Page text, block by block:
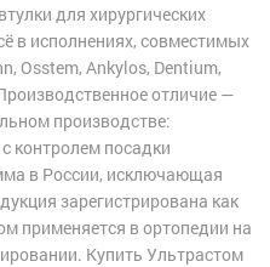
для хирургических
в исполнениях, совместимых
Osstem, Ankylos, Dentium,
отличие —
производстве:
контролем посадки
в России, исключающая
зарегистрирована как
применяется в ортопедии на
Купить Ультрастом